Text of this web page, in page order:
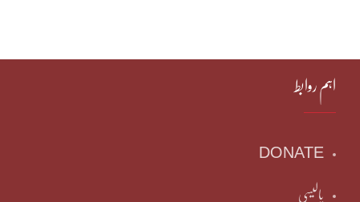
اہم روابط
DONATE
پالیسی